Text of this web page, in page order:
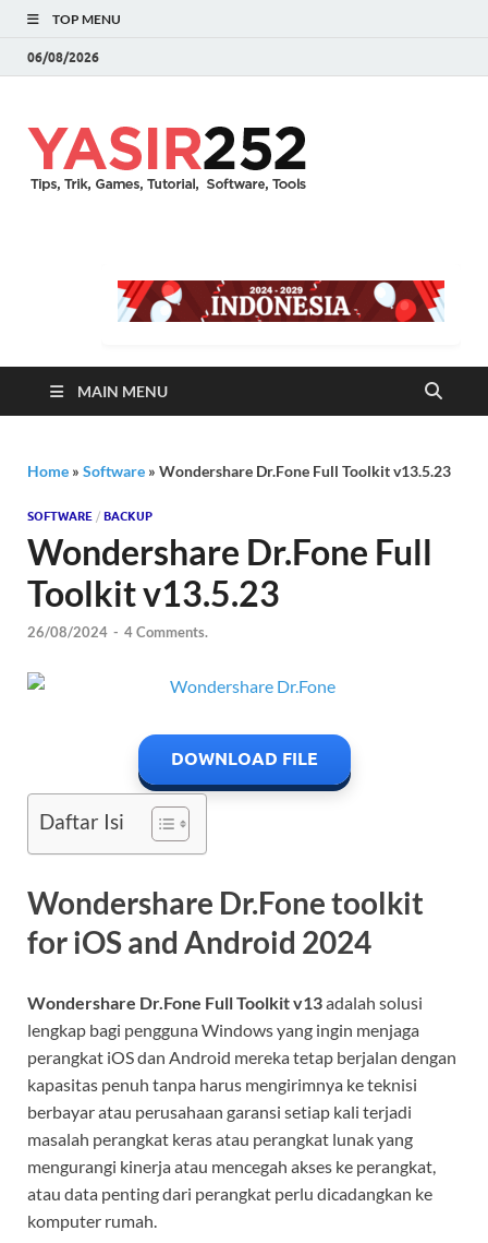
TOP MENU
06/08/2026
MAIN MENU
Home » Software » Wondershare Dr.Fone Full Toolkit v13.5.23
SOFTWARE / BACKUP
Wondershare Dr.Fone Full
Toolkit v13.5.23
26/08/2024 - 4 Comments.
DOWNLOAD FILE
Daftar Isi
Wondershare Dr.Fone toolkit
for iOS and Android 2024
Wondershare Dr.Fone Full Toolkit v13adalah solusi
lengkap bagi pengguna Windows yang ingin menjaga
perangkat iOS dan Android mereka tetap berjalan dengan
kapasitas penuh tanpa harus mengirimnya ke teknisi
berbayar atau perusahaan garansi setiap kali terjadi
masalah perangkat keras atau perangkat lunak yang
mengurangi kinerja atau mencegah akses ke perangkat,
atau data penting dari perangkat perlu dicadangkan ke
komputer rumah.